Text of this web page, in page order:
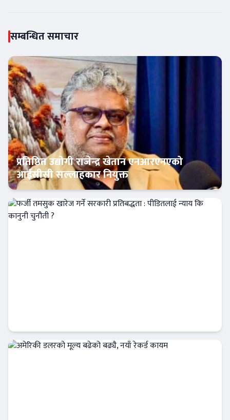
सम्बन्धित समाचार
अर्थतन्त्र
प्रतिष्ठित उद्योगी राजेन्द्र खेतान एनआरएनएको
आईसीसी सल्लाहकार नियुक्त
Banner News